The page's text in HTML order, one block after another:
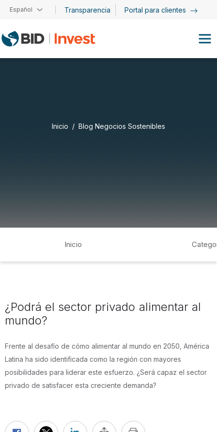
Pasar al contenido principal
Español Transparencia Portal para clientes
Inicio Blog Negocios Sostenibles
Inicio
¿Podrá el sector privado alimentar al
mundo?
Frente al desafío de cómo alimentar al mundo en 2050, América
Latina ha sido identificada como la región con mayores
posibilidades para liderar este esfuerzo. ¿Será capaz el sector
privado de satisfacer esta creciente demanda?